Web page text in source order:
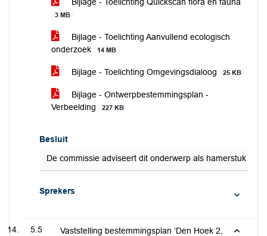
3 MB
Bijlage - Toelichting Aanvullend ecologisch
onderzoek
14 MB
Bijlage - Toelichting Omgevingsdialoog 25 KB
Bijlage - Ontwerpbestemmingsplan -
Verbeelding
227 KB
Besluit
De commissie adviseert dit onderwerp als hamerstuk te
Sprekers
5.5
Vaststelling bestemmingsplan ‘Den Hoek 2,